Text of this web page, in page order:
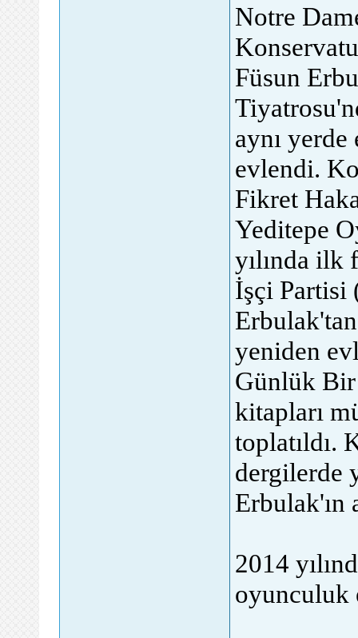
Notre
Füsun
aynı
evlendi.
Fikret
Yeditepe
yılında
İşçi Partisi
yeniden
Günlük Bir
kitapları
toplatıldı.
dergilerde
Erbulak'ın
2014
oyunculuk